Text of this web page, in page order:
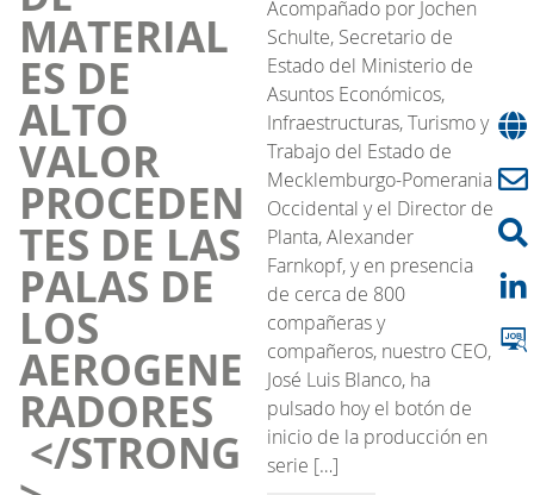
MATERIAL
ES DE
ALTO
VALOR
PROCEDEN
TES DE LAS
PALAS DE
LOS
AEROGENE
RADORES
</STRONG
Acompañado por Jochen
Schulte, Secretario de
Estado del Ministerio de
Asuntos Económicos,
Infraestructuras, Turismo y
Trabajo del Estado de
Mecklemburgo-Pomerania
Occidental y el Director de
Planta, Alexander
Farnkopf, y en presencia
de cerca de 800
compañeras y
compañeros, nuestro CEO,
José Luis Blanco, ha
pulsado hoy el botón de
inicio de la producción en
serie […]